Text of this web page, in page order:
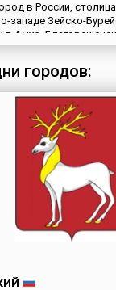
в России,
западе Зейско-
в Амур.
центр в стране,
слияния Амура и Зеи
Поярков со своим
городов: